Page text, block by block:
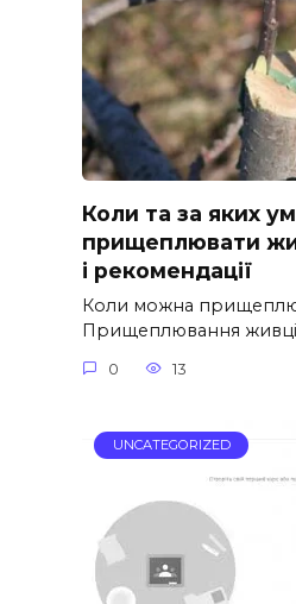
Коли та за яких
прищеплювати
і рекомендації
Коли можна
Прищеплювання
0 13
UNCATEGORIZED